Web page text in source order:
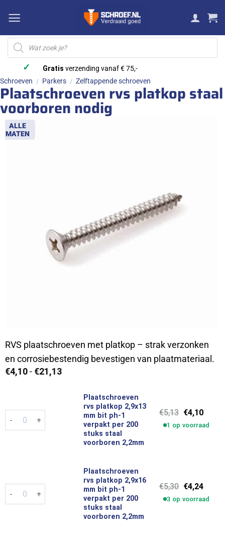
naar
inhoud
Producten
zoeken
✓ Gratis verzending vanaf € 75,-
Schroeven / Parkers / Zelftappende schroeven
Plaatschroeven rvs platkop staal
voorboren nodig
ALLE
MATEN
RVS plaatschroeven met platkop – strak verzonken
en corrosiebestendig bevestigen van plaatmateriaal.
€4,10 - €21,13Prijsklasse:
€21,13
Plaatschroeven rvs platkop 2,9x13 mm bit ph-1 verpakt per
Plaatschroeven
rvs platkop 2,9x13
mm bit ph-1
verpakt per 200
stuks staal
voorboren 2,2mm
€5,13
prijs
€4,10
prijs
1 op voorraad
Plaatschroeven rvs platkop 2,9x16 mm bit ph-1 verpakt per
Plaatschroeven
rvs platkop 2,9x16
mm bit ph-1
verpakt per 200
stuks staal
voorboren 2,2mm
€5,30
prijs
€4,24
prijs
3 op voorraad